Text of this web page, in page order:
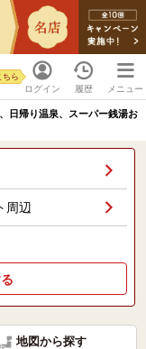
ログイン
ちら
履歴 メニュー
日帰り温泉、スーパー銭湯お
周辺
地図から探す